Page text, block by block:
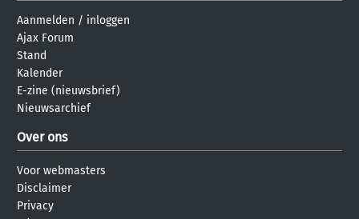
Aanmelden / inloggen
Ajax Forum
Stand
Kalender
E-zine (nieuwsbrief)
Nieuwsarchief
Over ons
Voor webmasters
Disclaimer
Privacy